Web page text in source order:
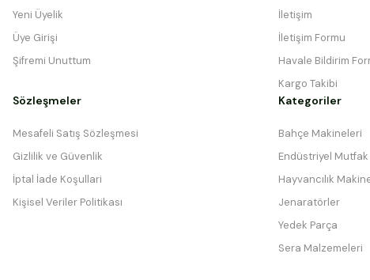
Yeni Üyelik
Üye Girişi
Şifremi Unuttum
İletişim
İletişim Formu
Havale Bildirim
Kargo Takibi
Sözleşmeler
Mesafeli Satış Sözleşmesi
Gizlilik ve Güvenlik
İptal İade Koşullari
Kişisel Veriler Politikası
Kategoriler
Bahçe Makineleri
Endüstriyel
Hayvancılık
Jenaratörler
Yedek Parça
Sera Malzemeleri